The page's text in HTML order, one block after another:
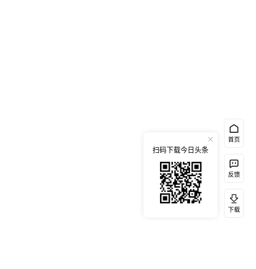
首页
反馈
下载
扫码下载今日头条